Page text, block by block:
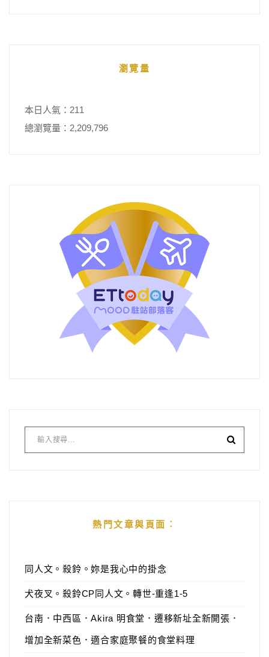
瀏覽量
本日人氣：211
總瀏覽量：2,209,796
熱門文章與頁面︰
同人文。殺鈴。妳是我心中的掛念
犬夜叉。殺鈴CP同人文。轉世-重逢1-5
台南．中西區．Akira 明食堂．遷移新址全新開張．
增加全新菜色．適合家庭聚餐的食堂料理